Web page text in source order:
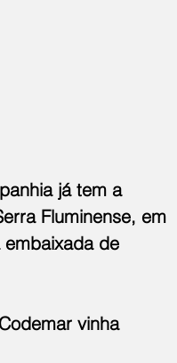
já tem a
Fluminense, em
de
vinha